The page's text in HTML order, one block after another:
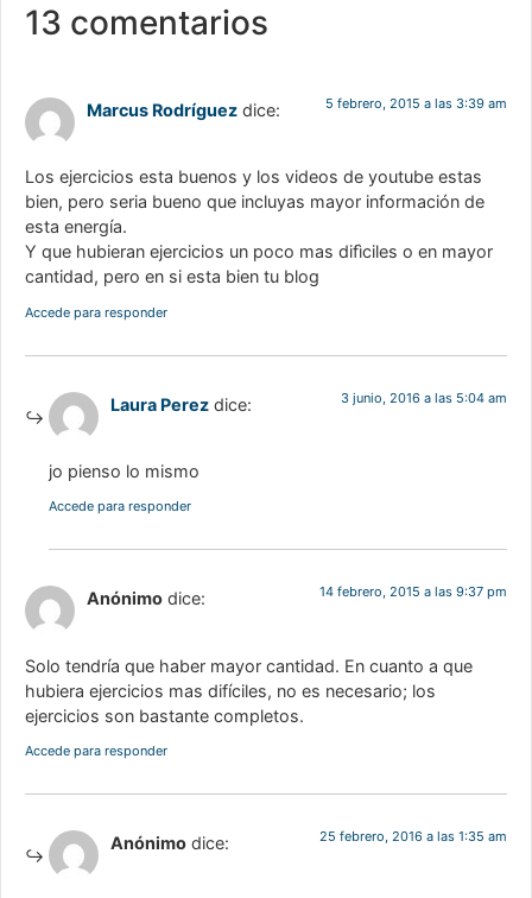
13 comentarios
Marcus Rodríguez dice: 5 febrero, 2015 a las 3:39 am
Los ejercicios esta buenos y los videos de youtube estas
bien, pero seria bueno que incluyas mayor información de
esta energía.
Y que hubieran ejercicios un poco mas difìciles o en mayor
cantidad, pero en si esta bien tu blog
Accede para responder
Laura Perez dice: 3 junio, 2016 a las 5:04 am
jo pienso lo mismo
Accede para responder
Anónimo dice: 14 febrero, 2015 a las 9:37 pm
Solo tendría que haber mayor cantidad. En cuanto a que
hubiera ejercicios mas difíciles, no es necesario; los
ejercicios son bastante completos.
Accede para responder
Anónimo dice: 25 febrero, 2016 a las 1:35 am